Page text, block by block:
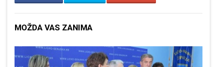
MOŽDA VAS ZANIMA